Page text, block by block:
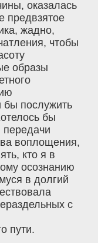
оказалась
предвзятое
жадно,
чтобы
образы
бы послужить
бы
передачи
воплощения,
кто я в
осознанию
в долгий
с
пути.